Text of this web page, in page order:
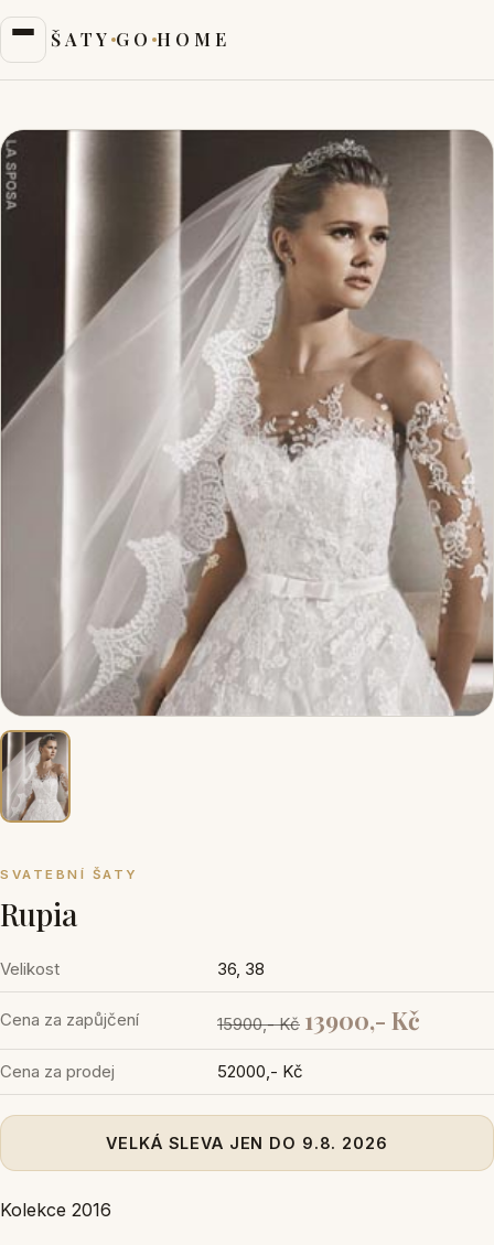
ŠATY GO HOME
SVATEBNÍ ŠATY
Rupia
Velikost 36, 38
Cena za zapůjčení 15900,- Kč 13900,- Kč
Cena za prodej 52000,- Kč
VELKÁ SLEVA JEN DO 9.8. 2026
Kolekce 2016